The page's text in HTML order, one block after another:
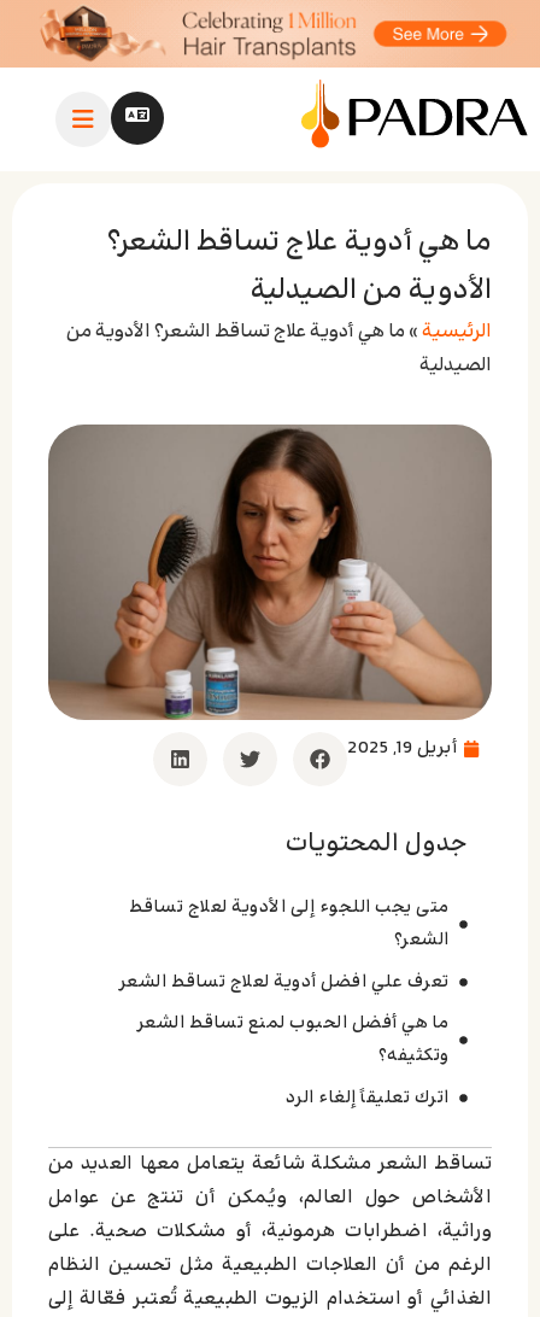
ما هي أدوية علاج تساقط الشعر؟
الأدوية من الصيدلية
الرئيسية» ما هي أدوية علاج تساقط الشعر؟ الأدوية من
الصيدلية
أبريل 19, 2025
جدول المحتويات
متى يجب اللجوء إلى الأدوية لعلاج تساقط
الشعر؟
تعرف علي افضل أدوية لعلاج تساقط الشعر
ما هي أفضل الحبوب لمنع تساقط الشعر
وتكثيفه؟
اترك تعليقاً إلغاء الرد
تساقط الشعر مشكلة شائعة يتعامل معها العديد من
الأشخاص حول العالم، ويُمكن أن تنتج عن عوامل
وراثية، اضطرابات هرمونية، أو مشكلات صحية. على
الرغم من أن العلاجات الطبيعية مثل تحسين النظام
الغذائي أو استخدام الزيوت الطبيعية تُعتبر فعّالة إلى